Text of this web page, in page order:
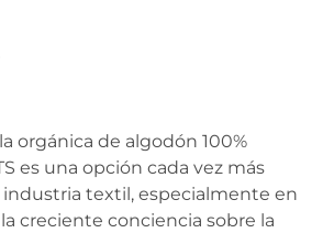
orgánica de algodón 100%
es una opción cada vez más
industria textil, especialmente en
creciente conciencia sobre la